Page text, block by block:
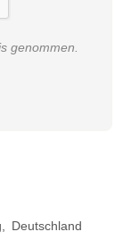
genommen.
Deutschland